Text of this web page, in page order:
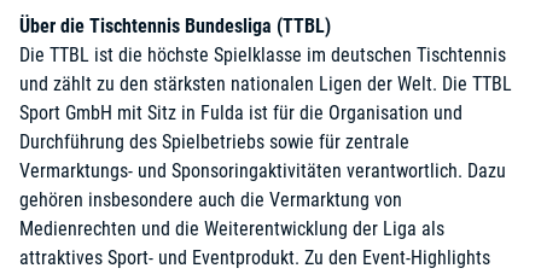
Über die Tischtennis Bundesliga (TTBL)
Die TTBL ist die höchste Spielklasse im deutschen Tischtennis
und zählt zu den stärksten nationalen Ligen der Welt. Die TTBL
Sport GmbH mit Sitz in Fulda ist für die Organisation und
Durchführung des Spielbetriebs sowie für zentrale
Vermarktungs- und Sponsoringaktivitäten verantwortlich. Dazu
gehören insbesondere auch die Vermarktung von
Medienrechten und die Weiterentwicklung der Liga als
attraktives Sport- und Eventprodukt. Zu den Event-Highlights